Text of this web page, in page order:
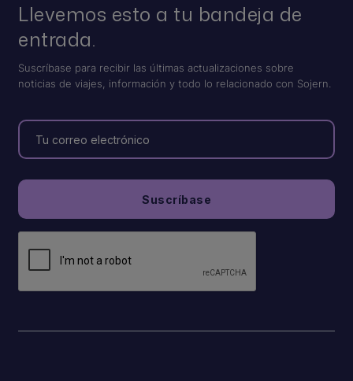
Llevemos esto a tu bandeja de
entrada.
Suscríbase para recibir las últimas actualizaciones sobre
noticias de viajes, información y todo lo relacionado con Sojern.